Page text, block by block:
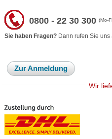
0800 - 22 30 300(Mo-
Sie haben Fragen? Dann rufen Sie
Zur Anmeldung
Wir